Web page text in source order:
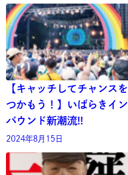
【キャッチしてチャンスを
つかもう！】いばらきイン
バウンド新潮流!!
2024年8月15日